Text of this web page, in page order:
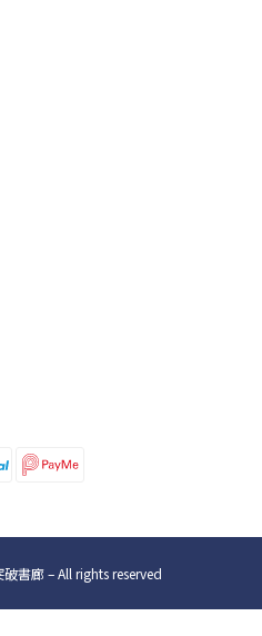
書廊 – All rights reserved